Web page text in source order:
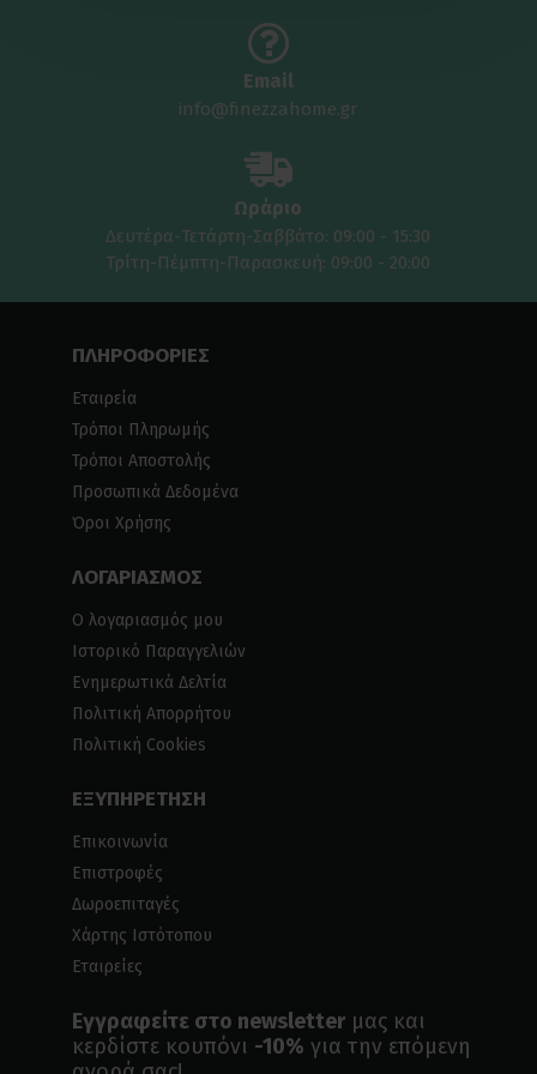
Email
info@finezzahome.gr
Ωράριο
Δευτέρα-Τετάρτη-Σαββάτο: 09:00 - 15:30
Τρίτη-Πέμπτη-Παρασκευή: 09:00 - 20:00
ΠΛΗΡΟΦΟΡΙΕΣ
Εταιρεία
Τρόποι Πληρωμής
Τρόποι Αποστολής
Προσωπικά Δεδομένα
Όροι Χρήσης
ΛΟΓΑΡΙΑΣΜΟΣ
Ο λογαριασμός μου
Ιστορικό Παραγγελιών
Ενημερωτικά Δελτία
Πολιτική Απορρήτου
Πολιτική Cookies
ΕΞΥΠΗΡΕΤΗΣΗ
Επικοινωνία
Επιστροφές
Δωροεπιταγές
Χάρτης Ιστότοπου
Εταιρείες
Εγγραφείτε στο newsletter μας και
κερδίστε κουπόνι -10% για την επόμενη